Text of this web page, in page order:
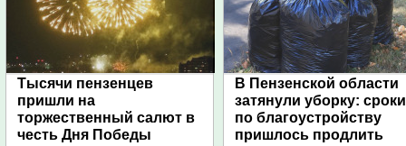
Тысячи пензенцев
пришли на
торжественный салют в
честь Дня Победы
В Пензенской области
затянули уборку: сроки
по благоустройству
пришлось продлить